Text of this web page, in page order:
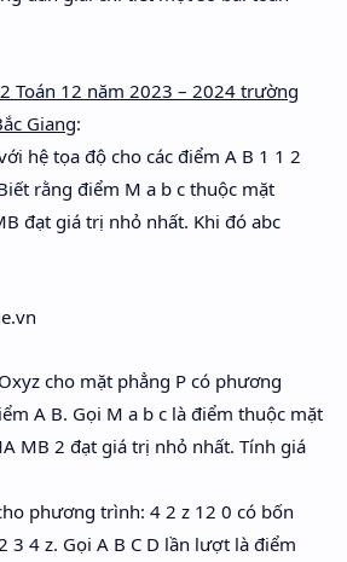
Toán 12 năm 2023 – 2024 trường
Giang:
hệ tọa độ cho các điểm A B 1 1 2
rằng điểm M a b c thuộc mặt
đạt giá trị nhỏ nhất. Khi đó abc
cho mặt phẳng P có phương
A B. Gọi M a b c là điểm thuộc mặt
MB 2 đạt giá trị nhỏ nhất. Tính giá
phương trình: 4 2 z 12 0 có bốn
3 4 z. Gọi A B C D lần lượt là điểm